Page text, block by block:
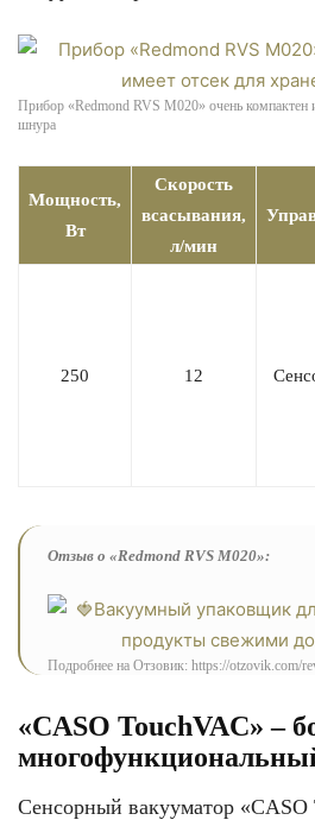
Прибор «Redmond RVS M020» очень компактен
шнура
Мощность,
Вт
Скорость
всасывания,
л/мин
250 12
Отзыв о «Redmond RVS M020»:
Подробнее на Отзовик: https://otzovik.com/
«CASO TouchVAC» –
Сенсорный вакууматор «CASO